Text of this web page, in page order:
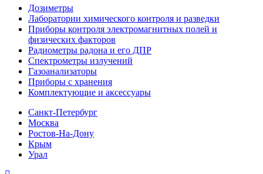
Дозиметры
Лаборатории химического контроля и разведки
Приборы контроля электромагнитных полей и
физических факторов
Радиометры радона и его ДПР
Спектрометры излучений
Газоанализаторы
Приборы с хранения
Комплектующие и аксессуары
Санкт-Петербург
Москва
Ростов-На-Дону
Крым
Урал